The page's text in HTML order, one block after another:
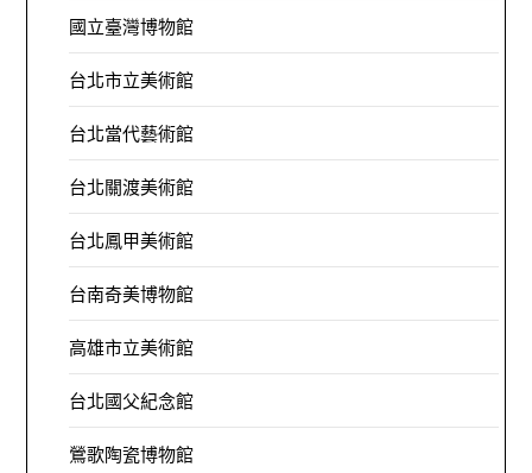
國立臺灣博物館
台北市立美術館
台北當代藝術館
台北關渡美術館
台北鳳甲美術館
台南奇美博物館
高雄市立美術館
台北國父紀念館
鶯歌陶瓷博物館